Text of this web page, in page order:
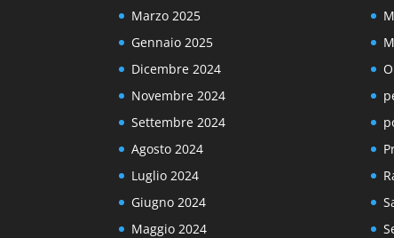
Marzo 2025
Gennaio 2025
Dicembre 2024
Novembre 2024
Settembre 2024
Agosto 2024
Luglio 2024
Giugno 2024
Maggio 2024